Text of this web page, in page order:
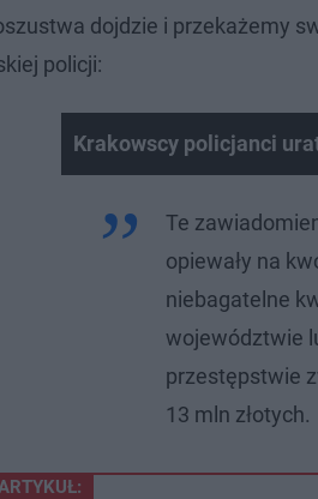
dojdzie i przekażemy
policji:
Krakowscy policjanci
Te
opiewały na
niebagatelne
województwie
przestępstwie
13 mln złotych.